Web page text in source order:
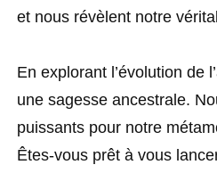
et nous révèlent notre
En explorant l’évolution de
une sagesse ancestrale.
puissants pour notre
Êtes-vous prêt à vous